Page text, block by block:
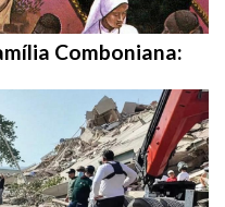
Comboniana: